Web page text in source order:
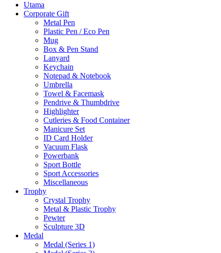
Utama
Corporate Gift
Metal Pen
Plastic Pen / Eco Pen
Mug
Box & Pen Stand
Lanyard
Keychain
Notepad & Notebook
Umbrella
Towel & Facemask
Pendrive & Thumbdrive
Highlighter
Cutleries & Food Container
Manicure Set
ID Card Holder
Vacuum Flask
Powerbank
Sport Bottle
Sport Accessories
Miscellaneous
Trophy
Crystal Trophy
Metal & Plastic Trophy
Pewter
Sculpture 3D
Medal
Medal (Series 1)